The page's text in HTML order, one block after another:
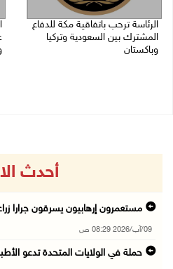
الرئاسة ترحب باتفاقية مكة للدفاع
المشترك بين السعودية وتركيا
وباكستان
أحدث
مستعمرون إرهابيون يسرقون جرارا
09/آب/2026 08:29 ص
حملة في الولايات المتحدة تدعو